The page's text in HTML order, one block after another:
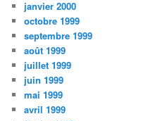
janvier 2000
octobre 1999
septembre 1999
août 1999
juillet 1999
juin 1999
mai 1999
avril 1999